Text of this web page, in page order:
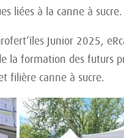
liées à la canne à sucre.
Junior 2025,
la formation des futurs
filière canne à sucre.